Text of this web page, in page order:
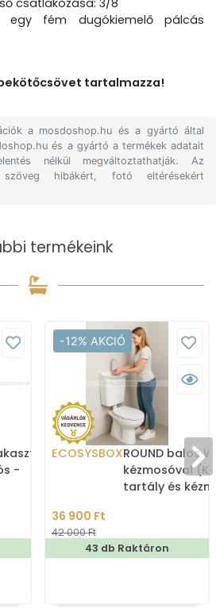
csatlakozása: 3/8"
fém dugókiemelő pálcás
tartalmazza!
a mosdoshop.hu és a gyártó által
és a gyártó a termékek adatait
nélkül megváltoztathatják. Az
szöveg hibákért, fotó eltérésekért
termékeink
-
-12% AKCIÓ
ECOSYSBOXROUND balos
kézmosóval
tartály és
36 900 Ft
42 000 Ft
43 db Raktáron